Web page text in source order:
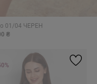
01/04 ЧЕРЕН
₴